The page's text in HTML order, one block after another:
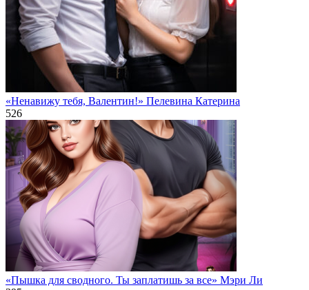
«Ненавижу тебя, Валентин!» Пелевина Катерина
526
«Пышка для сводного. Ты заплатишь за все» Мэри Ли